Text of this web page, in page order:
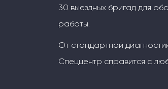
30 выездных бригад для
работы.
От стандартной
Спеццентр справится с